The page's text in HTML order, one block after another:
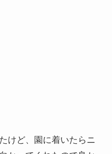
けど、園に着いたらニ